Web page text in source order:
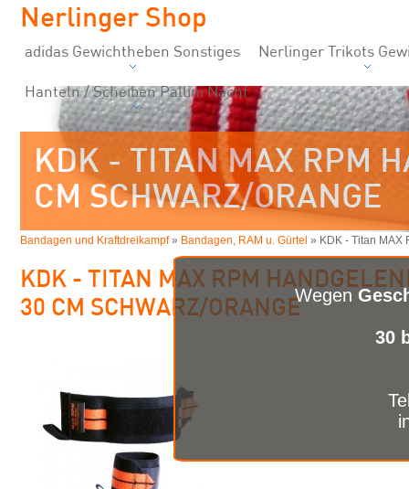
Wegen
30
Nerlinger Shop
adidas Gewichtheben Sonstiges Nerlinger Trikots
Hanteln / Scheiben Pallini Nachf
KDK - TITAN MAX RPM
CM SCHWARZ/ORANGE
Bandagen und Kraftdreikampf» Bandagen, RAM u. Gürtel » KDK - Titan MAX
KDK - TITAN MAX RPM
30 CM SCHWARZ/ORANGE